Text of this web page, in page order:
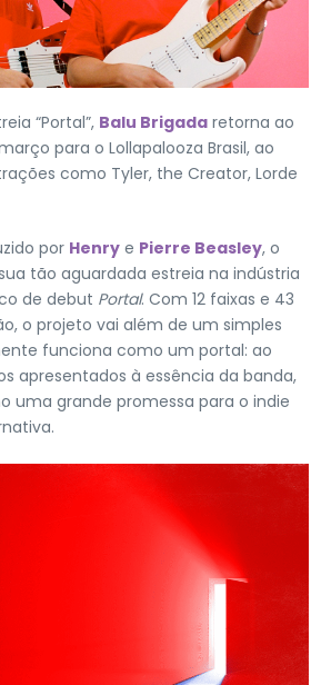
“Portal”, Balu Brigada retorna ao
para o Lollapalooza Brasil, ao
como Tyler, the Creator, Lorde
por Henry e Pierre Beasley, o
tão aguardada estreia na indústria
de debut Portal. Com 12 faixas e 43
o projeto vai além de um simples
funciona como um portal: ao
apresentados à essência da banda,
uma grande promessa para o indie